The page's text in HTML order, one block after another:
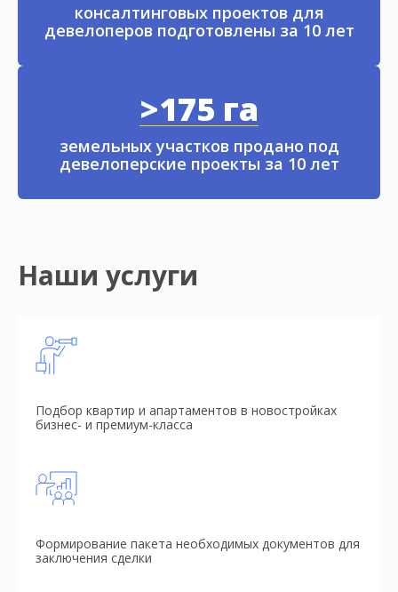
консалтинговых проектов для
девелоперов подготовлены за 10 лет
>175 га
земельных участков продано под
девелоперские проекты за 10 лет
Наши услуги
Подбор квартир и апартаментов в новостройках
бизнес- и премиум-класса
Формирование пакета необходимых документов для
заключения сделки